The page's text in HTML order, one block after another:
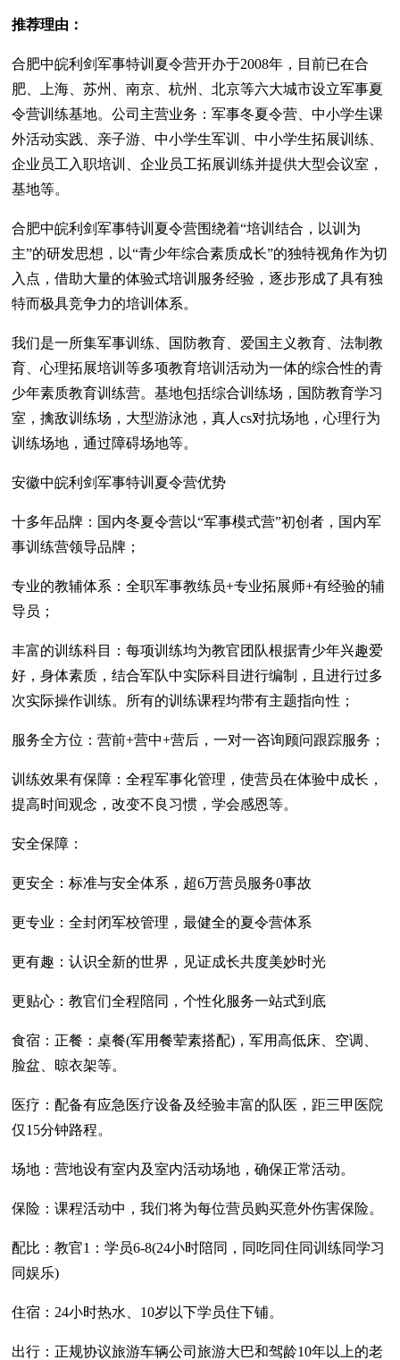
推荐理由：
合肥中皖利剑军事特训夏令营开办于2008年，目前已在合
肥、上海、苏州、南京、杭州、北京等六大城市设立军事夏
令营训练基地。公司主营业务：军事冬夏令营、中小学生课
外活动实践、亲子游、中小学生军训、中小学生拓展训练、
企业员工入职培训、企业员工拓展训练并提供大型会议室，
基地等。
合肥中皖利剑军事特训夏令营围绕着“培训结合，以训为
主”的研发思想，以“青少年综合素质成长”的独特视角作为切
入点，借助大量的体验式培训服务经验，逐步形成了具有独
特而极具竞争力的培训体系。
我们是一所集军事训练、国防教育、爱国主义教育、法制教
育、心理拓展培训等多项教育培训活动为一体的综合性的青
少年素质教育训练营。基地包括综合训练场，国防教育学习
室，擒敌训练场，大型游泳池，真人cs对抗场地，心理行为
训练场地，通过障碍场地等。
安徽中皖利剑军事特训夏令营优势
十多年品牌：国内冬夏令营以“军事模式营”初创者，国内军
事训练营领导品牌；
专业的教辅体系：全职军事教练员+专业拓展师+有经验的辅
导员；
丰富的训练科目：每项训练均为教官团队根据青少年兴趣爱
好，身体素质，结合军队中实际科目进行编制，且进行过多
次实际操作训练。所有的训练课程均带有主题指向性；
服务全方位：营前+营中+营后，一对一咨询顾问跟踪服务；
训练效果有保障：全程军事化管理，使营员在体验中成长，
提高时间观念，改变不良习惯，学会感恩等。
安全保障：
更安全：标准与安全体系，超6万营员服务0事故
更专业：全封闭军校管理，最健全的夏令营体系
更有趣：认识全新的世界，见证成长共度美妙时光
更贴心：教官们全程陪同，个性化服务一站式到底
食宿：正餐：桌餐(军用餐荤素搭配)，军用高低床、空调、
脸盆、晾衣架等。
医疗：配备有应急医疗设备及经验丰富的队医，距三甲医院
仅15分钟路程。
场地：营地设有室内及室内活动场地，确保正常活动。
保险：课程活动中，我们将为每位营员购买意外伤害保险。
配比：教官1：学员6-8(24小时陪同，同吃同住同训练同学习
同娱乐)
住宿：24小时热水、10岁以下学员住下铺。
出行：正规协议旅游车辆公司旅游大巴和驾龄10年以上的老